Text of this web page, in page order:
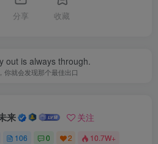
分享 收藏
out is always through.
你就会发现那个最佳出口
来 关注
106 0 2 10.7W+